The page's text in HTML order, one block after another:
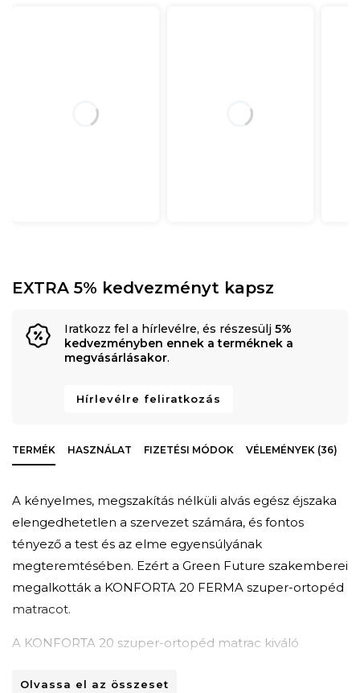
EXTRA 5% kedvezményt kapsz
Iratkozz fel a hírlevélre, és részesülj 5%
kedvezményben ennek a terméknek a
megvásárlásakor.
Hírlevélre feliratkozás
TERMÉK HASZNÁLAT FIZETÉSI MÓDOK VÉLEMÉNYEK (36)
A kényelmes, megszakítás nélküli alvás egész éjszaka
elengedhetetlen a szervezet számára, és fontos
tényező a test és az elme egyensúlyának
megteremtésében. Ezért a Green Future szakemberei
megalkották a KONFORTA 20 FERMA szuper-ortopéd
matracot.
A KONFORTA 20 szuper-ortopéd matrac kiváló
anyagokból készült, szerkezetét bőséges Green Form
Olvassa el az összeset